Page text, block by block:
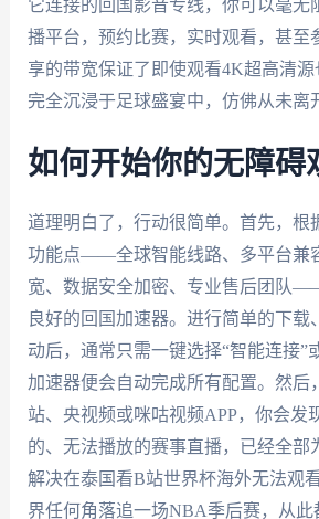
它连接的回国影音专线，你可以毫无
播平台，预约比赛，实时观看，甚至
享的带宽保证了即使观看4K超高清
完全沉浸于足球盛宴中，仿佛从未离
如何开始你的无障碍
道理明白了，行动很简单。首先，根
功能点——全球智能线路、多平台兼
宽、数据安全加密、专业售后团队
良好的回国加速器。进行简单的下载
动后，通常只需一键选择“智能连接”
加速器便会自动完成所有配置。然后
站、央视频或咪咕视频APP，你会发
的、无法播放的赛事直播，已经全部
解决在泰国看B站世界杯海外无法观
界任何角落追一场NBA季后赛，从此